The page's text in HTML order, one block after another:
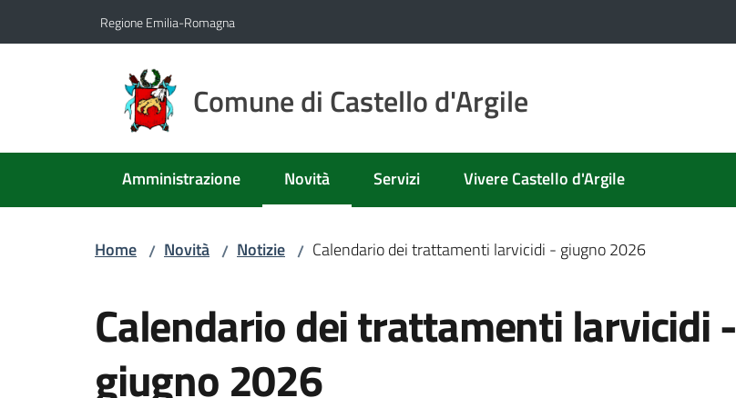
Regione Emilia-Romagna
Comune di Castello d'Argile
Amministrazione Novità
Menu selezionato
Servizi Vivere Castello d'Argile
Home / Novità / Notizie / Calendario dei trattamenti larvicidi - giugno 2026
Calendario dei trattamenti larvicidi -
giugno 2026